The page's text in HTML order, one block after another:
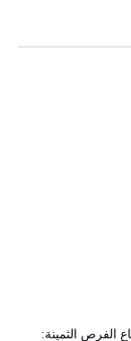
الفرص الثمينة: